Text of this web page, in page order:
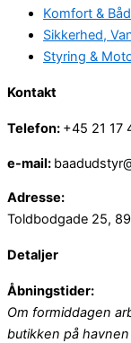
Komfort &
Sikkerhed,
Styring &
Kontakt
Telefon: +45 21 17
e-mail:
Adresse:
Toldbodgade 25,
Detaljer
Åbningstider:
Om formiddagen
butikken på